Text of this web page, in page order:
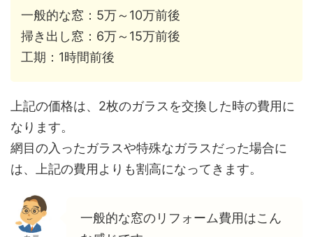
一般的な窓：5万～10万前後
掃き出し窓：6万～15万前後
工期：1時間前後
上記の価格は、2枚のガラスを交換した時の費用に
なります。
網目の入ったガラスや特殊なガラスだった場合に
は、上記の費用よりも割高になってきます。
一般的な窓のリフォーム費用はこん